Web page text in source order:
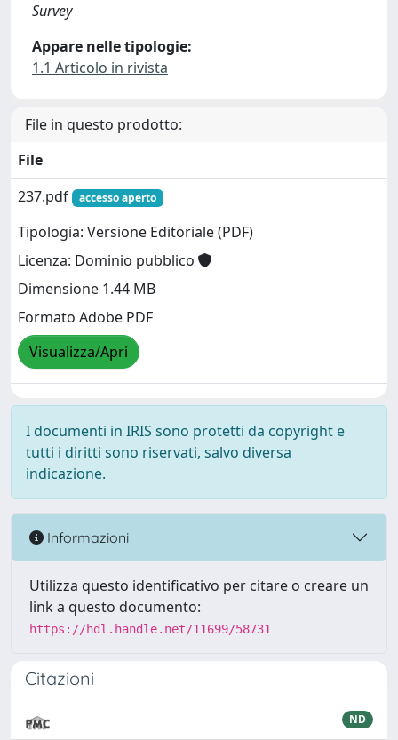
Survey
Appare nelle tipologie:
1.1 Articolo in rivista
File in questo prodotto:
File
237.pdf
accesso aperto
Tipologia: Versione Editoriale (PDF)
Licenza: Dominio pubblico
Dimensione 1.44 MB
Formato Adobe PDF
Visualizza/Apri
I documenti in IRIS sono protetti da copyright e
tutti i diritti sono riservati, salvo diversa
indicazione.
Informazioni
Utilizza questo identificativo per citare o creare un
link a questo documento:
https://hdl.handle.net/11699/58731
Citazioni
ND